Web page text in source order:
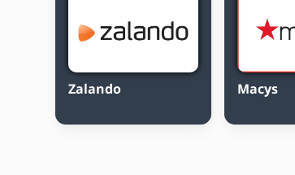
Zalando Macys